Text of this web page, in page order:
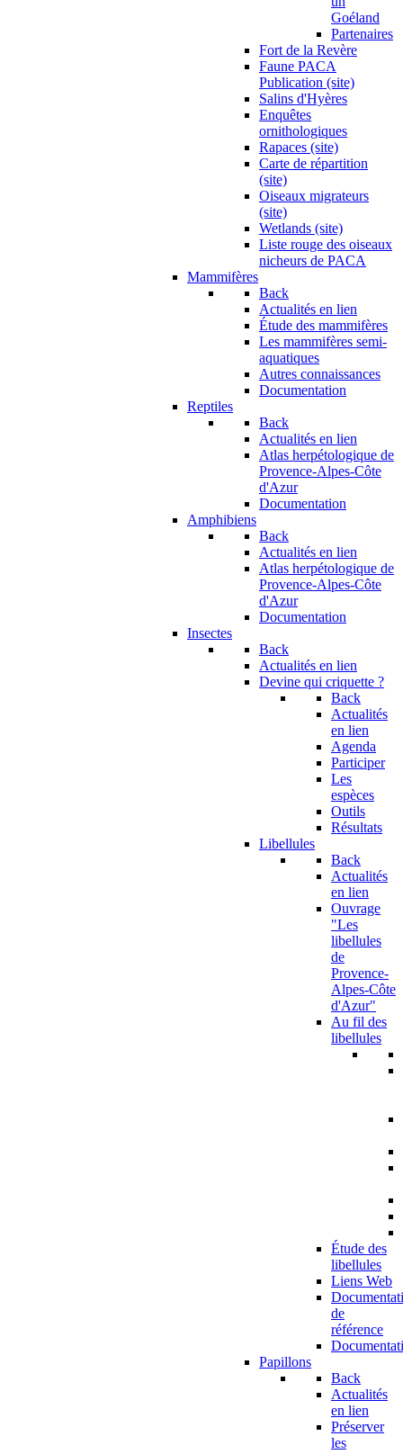
Goéland
Partenaires
Fort de la Revère
Faune PACA
Publication (site)
Salins d'Hyères
Enquêtes
ornithologiques
Rapaces (site)
Carte de répartition
(site)
Oiseaux migrateurs
(site)
Wetlands (site)
Liste rouge des oiseaux
nicheurs de PACA
Mammifères
Back
Actualités en lien
Étude des mammifères
Les mammifères semi-
aquatiques
Autres connaissances
Documentation
Reptiles
Back
Actualités en lien
Atlas herpétologique de
Provence-Alpes-Côte
d'Azur
Documentation
Amphibiens
Back
Actualités en lien
Atlas herpétologique de
Provence-Alpes-Côte
d'Azur
Documentation
Insectes
Back
Actualités en lien
Devine qui criquette ?
Back
Actualités
en lien
Agenda
Participer
Les
espèces
Outils
Résultats
Libellules
Back
Actualités
en lien
Ouvrage
"Les
libellules
de
Provence-
Alpes-Côte
d'Azur"
Au fil des
libellules
Étude des
libellules
Liens Web
de
référence
Papillons
Back
Actualités
en lien
Préserver
les